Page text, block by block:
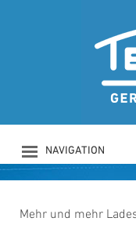
NAVIGATION
PRODUKTE
SICHERHEIT
Mehr und mehr